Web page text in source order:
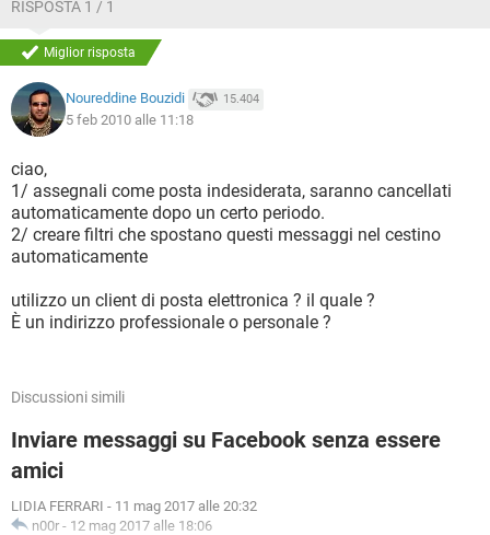
RISPOSTA 1 / 1
Miglior risposta
Noureddine Bouzidi 15.404
5 feb 2010 alle 11:18
ciao,
1/ assegnali come posta indesiderata, saranno cancellati
automaticamente dopo un certo periodo.
2/ creare filtri che spostano questi messaggi nel cestino
automaticamente
utilizzo un client di posta elettronica ? il quale ?
È un indirizzo professionale o personale ?
Discussioni simili
Inviare messaggi su Facebook senza essere
amici
LIDIA FERRARI - 11 mag 2017 alle 20:32
n00r - 12 mag 2017 alle 18:06